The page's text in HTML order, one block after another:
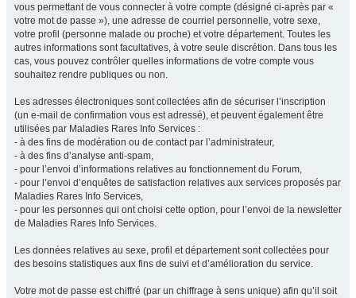
vous permettant de vous connecter à votre compte (désigné ci-après par «
votre mot de passe »), une adresse de courriel personnelle, votre sexe,
votre profil (personne malade ou proche) et votre département. Toutes les
autres informations sont facultatives, à votre seule discrétion. Dans tous les
cas, vous pouvez contrôler quelles informations de votre compte vous
souhaitez rendre publiques ou non.
Les adresses électroniques sont collectées afin de sécuriser l’inscription
(un e-mail de confirmation vous est adressé), et peuvent également être
utilisées par Maladies Rares Info Services :
- à des fins de modération ou de contact par l’administrateur,
- à des fins d’analyse anti-spam,
- pour l’envoi d’informations relatives au fonctionnement du Forum,
- pour l’envoi d’enquêtes de satisfaction relatives aux services proposés par
Maladies Rares Info Services,
- pour les personnes qui ont choisi cette option, pour l’envoi de la newsletter
de Maladies Rares Info Services.
Les données relatives au sexe, profil et département sont collectées pour
des besoins statistiques aux fins de suivi et d’amélioration du service.
Votre mot de passe est chiffré (par un chiffrage à sens unique) afin qu’il soit